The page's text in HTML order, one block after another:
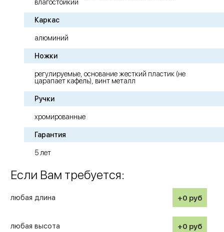
влагостойкий
Каркас
алюминий
Ножки
регулируемые, основание жесткий пластик (не
царапает кафель), винт металл
Ручки
хромированные
Гарантия
5 лет
Если Вам требуется:
любая длина +0 руб
любая высота +0 руб